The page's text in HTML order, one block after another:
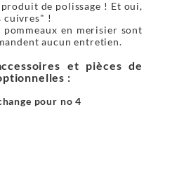
de polissage ! Et oui,
cuivres" !
pommeaux en merisier sont
aucun entretien.
et pièces de
:
pour no 4